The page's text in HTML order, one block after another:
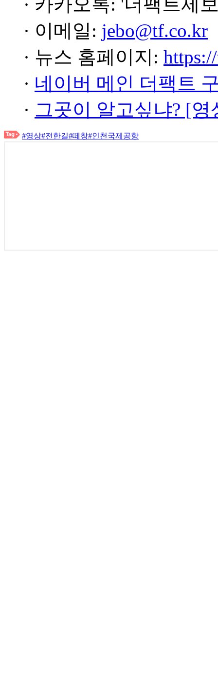
· 이메일: jebo@tf.co.kr
· 뉴스 홈페이지:
· 네이버 메인 더팩트
· 그곳이 알고싶냐? [
#영상#전한길#떼창#인천국제공항